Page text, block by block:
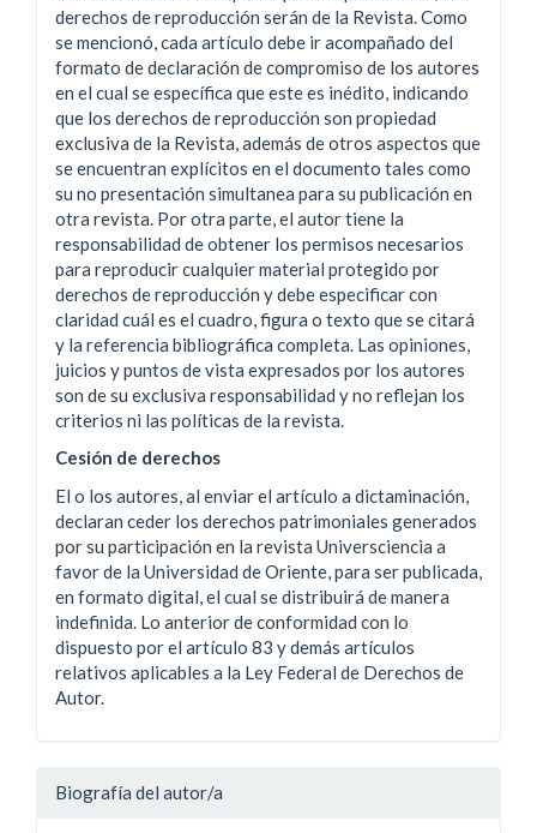
derechos de reproducción serán de la Revista. Como
se mencionó, cada artículo debe ir acompañado del
formato de declaración de compromiso de los autores
en el cual se específica que este es inédito, indicando
que los derechos de reproducción son propiedad
exclusiva de la Revista, además de otros aspectos que
se encuentran explícitos en el documento tales como
su no presentación simultanea para su publicación en
otra revista. Por otra parte, el autor tiene la
responsabilidad de obtener los permisos necesarios
para reproducir cualquier material protegido por
derechos de reproducción y debe especificar con
claridad cuál es el cuadro, figura o texto que se citará
y la referencia bibliográfica completa. Las opiniones,
juicios y puntos de vista expresados por los autores
son de su exclusiva responsabilidad y no reflejan los
criterios ni las políticas de la revista.
Cesión de derechos
El o los autores, al enviar el artículo a dictaminación,
declaran ceder los derechos patrimoniales generados
por su participación en la revista Universciencia a
favor de la Universidad de Oriente, para ser publicada,
en formato digital, el cual se distribuirá de manera
indefinida. Lo anterior de conformidad con lo
dispuesto por el artículo 83 y demás artículos
relativos aplicables a la Ley Federal de Derechos de
Autor.
Biografía del autor/a